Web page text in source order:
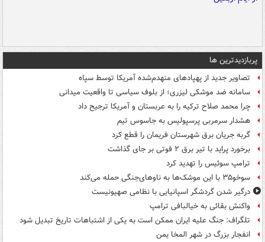
پربازدیدترین ها
تصاویر جدید از پهپادهای منهدم‌شده آمریکا توسط سپاه
سامانه ضد موشکی لیزری؛ از بلوف سیاسی تا واقعیت میدانی
چرا محمد صلاح ترکیه را به عربستان و آمریکا ترجیح داد
هشدار سرمربی پرسپولیس به جاسوس تیم
گربه جریان برق شهرستان فریمان را قطع کرد
برخورد پراید با تیر برق ۲ فوتی بر جای گذاشت
ترامپ سوئیس را تهدید کرد
سوخو۳۵ با این موشک‌ها به ناوهای‌جنگی حمله می‌کند
درگیر شدن گردشگر اسپانیایی با نظامی صهیونیست
واکنش بقائی به خیالبافی ترامپ
تلگراف: جنگ علیه ایران ممکن است به یکی از اشتباهات تاریخ تبدیل شود
انفجار بزرگ در شهر المخا یمن